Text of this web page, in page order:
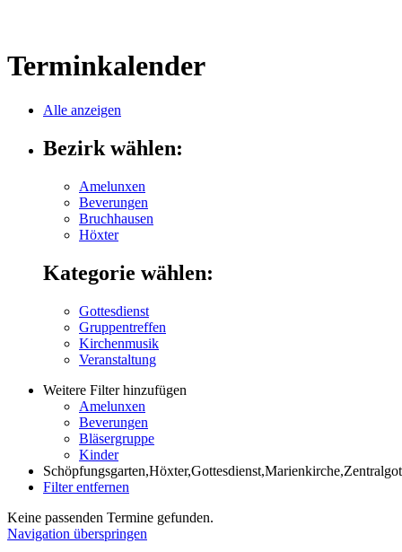
Terminkalender
Alle anzeigen
Bezirk wählen:
Amelunxen
Beverungen
Bruchhausen
Höxter
Kategorie wählen:
Gottesdienst
Gruppentreffen
Kirchenmusik
Veranstaltung
Weitere Filter hinzufügen
Amelunxen
Beverungen
Bläsergruppe
Kinder
Filter entfernen
Keine passenden Termine gefunden.
Navigation überspringen